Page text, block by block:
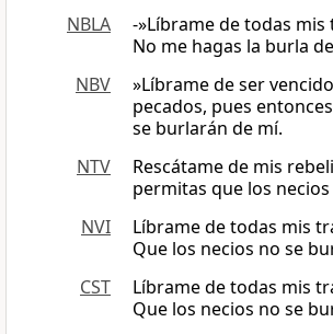
NBLA
-»Líbrame de todas
No me hagas la burla
NBV
»Líbrame de ser
pecados, pues
se burlarán de mí.
NTV
Rescátame de mis
permitas que los
NVI
Líbrame de todas mis
Que los necios no se
CST
Líbrame de todas mis
Que los necios no se